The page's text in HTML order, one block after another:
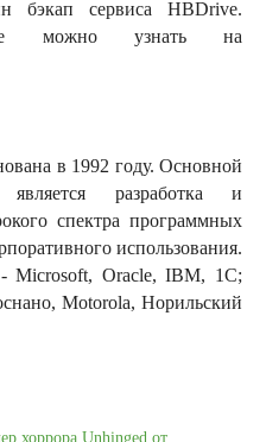
бэкап сервиса HBDrive.
можно узнать на
в 1992 году. Основной
является разработка и
спектра программных
использования.
Microsoft, Oracle, IBM, 1С;
Motorola, Норильский
хоррора Unhinged от